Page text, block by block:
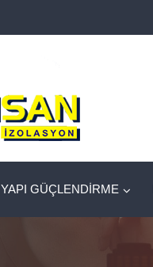
YAPI GÜÇLENDİRME